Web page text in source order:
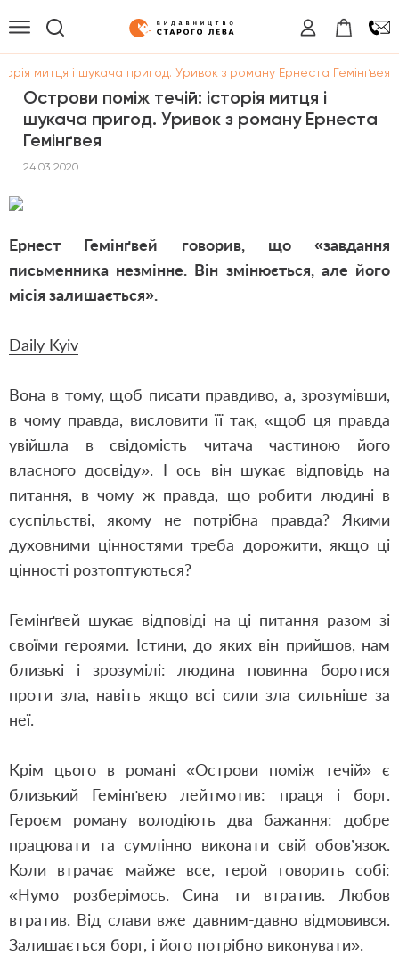
митця і шукача пригод. Уривок з роману Ернеста Гемінґвея
Острови поміж течій: історія митця і
шукача пригод. Уривок з роману Ернеста
Гемінґвея
24.03.2020
Ернест Гемінґвей говорив, що «завдання
письменника незмінне. Він змінюється, але його
місія залишається».
Daily Kyiv
Вона в тому, щоб писати правдиво, а, зрозумівши,
в чому правда, висловити її так, «щоб ця правда
увійшла в свідомість читача частиною його
власного досвіду». І ось він шукає відповідь на
питання, в чому ж правда, що робити людині в
суспільстві, якому не потрібна правда? Якими
духовними цінностями треба дорожити, якщо ці
цінності розтоптуються?
Гемінґвей шукає відповідi на ці питання разом зі
своїми героями. Істини, до яких він прийшов, нам
близькі і зрозумілі: людина повинна боротися
проти зла, навіть якщо всі сили зла сильніше за
неї.
Крім цього в романі «Острови поміж течій» є
близький Гемінґвею лейтмотив: праця і борг.
Героєм роману володіють два бажання: добре
працювати та сумлінно виконати свій обов’язок.
Коли втрачає майже все, герой говорить собі:
«Нумо розберімось. Сина ти втратив. Любов
втратив. Від слави вже давним-давно відмовився.
Залишається борг, і його потрібно виконувати».